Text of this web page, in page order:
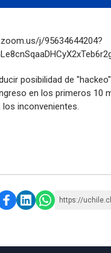
j/95634644204?
posibilidad de
en los primeros 10
inconvenientes.
https://